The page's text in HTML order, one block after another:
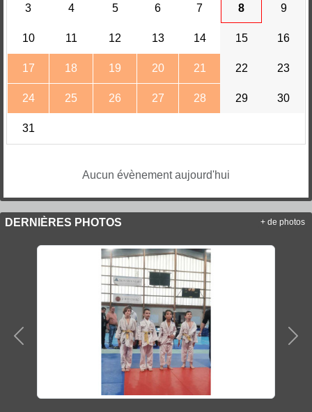
3 4 5 6 7 8 9
10 11 12 13 14 15 16
17 18 19 20 21 22 23
24 25 26 27 28 29 30
31
Aucun évènement aujourd'hui
DERNIÈRES PHOTOS
Précedent
+ de photos